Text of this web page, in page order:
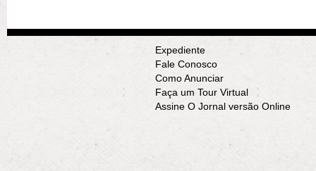
Expediente
Fale Conosco
Como Anunciar
Faça um Tour Virtual
Assine O Jornal versão Online